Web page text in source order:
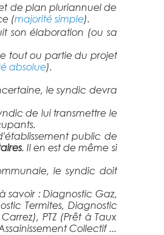
de plan pluriannuel de
(majorité simple).
son élaboration (ou sa
tout ou partie du projet
absolue).
le syndic devra
de lui transmettre le
public de
. Il en est de même si
le syndic doit
savoir : Diagnostic Gaz,
Termites, Diagnostic
PTZ (Prêt à Taux
Collectif ...